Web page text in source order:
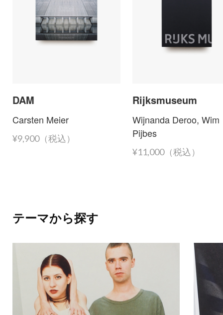
DAM
Carsten Meier
¥9,900（税込）
Rijksmuseum
Wijnanda Deroo, Wim
Pijbes
¥11,000（税込）
テーマから探す